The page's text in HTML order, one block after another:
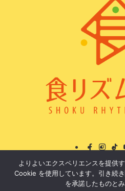
プロフィール 運営組織
特
プライバシーポリシー
よりよいエクスペリエンスを提供
Cookie を使用しています。引き続
を承諾したものとみ